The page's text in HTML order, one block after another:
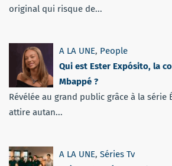
original qui risque de...
A LA UNE, People
Qui est Ester Expósito, la
Mbappé ?
Révélée au grand public grâce à la série
attire autan...
A LA UNE, Séries Tv